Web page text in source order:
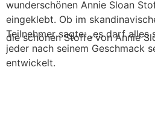
die schönen Stoffe von Annie
wunderschönen Annie Sloan
eingeklebt. Ob im
Teilnehmer sagte: „es darf alles
jeder nach seinem Geschmack
entwickelt.